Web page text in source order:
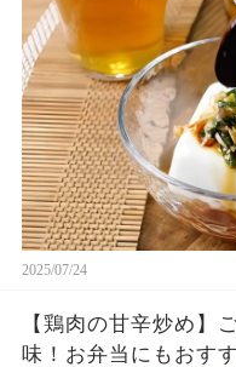
2025/07/24
【鶏肉の甘辛炒め】
味！お弁当にもおす